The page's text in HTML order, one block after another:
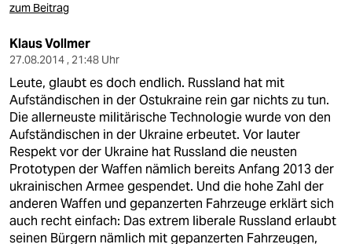
zum Beitrag
Klaus Vollmer
27.08.2014 , 21:48 Uhr
Leute, glaubt es doch endlich. Russland hat mit
Aufständischen in der Ostukraine rein gar nichts zu tun.
Die allerneuste militärische Technologie wurde von den
Aufständischen in der Ukraine erbeutet. Vor lauter
Respekt vor der Ukraine hat Russland die neusten
Prototypen der Waffen nämlich bereits Anfang 2013 der
ukrainischen Armee gespendet. Und die hohe Zahl der
anderen Waffen und gepanzerten Fahrzeuge erklärt sich
auch recht einfach: Das extrem liberale Russland erlaubt
seinen Bürgern nämlich mit gepanzerten Fahrzeugen,